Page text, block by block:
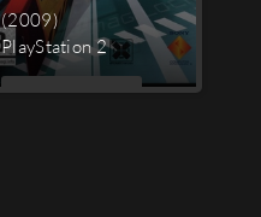
(2009)
PlayStation 2
MEHR